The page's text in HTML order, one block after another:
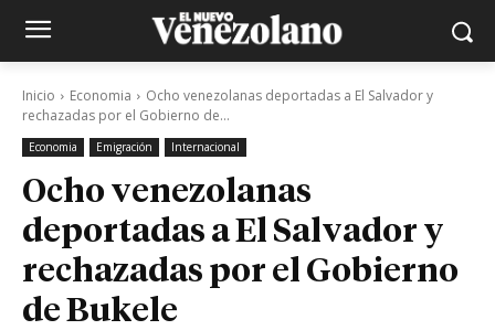
Inicio Economia
Ocho venezolanas deportadas a El Salvador y
rechazadas por el Gobierno de...
Economia Emigración Internacional
Ocho venezolanas
deportadas a El Salvador y
rechazadas por el Gobierno
de Bukele